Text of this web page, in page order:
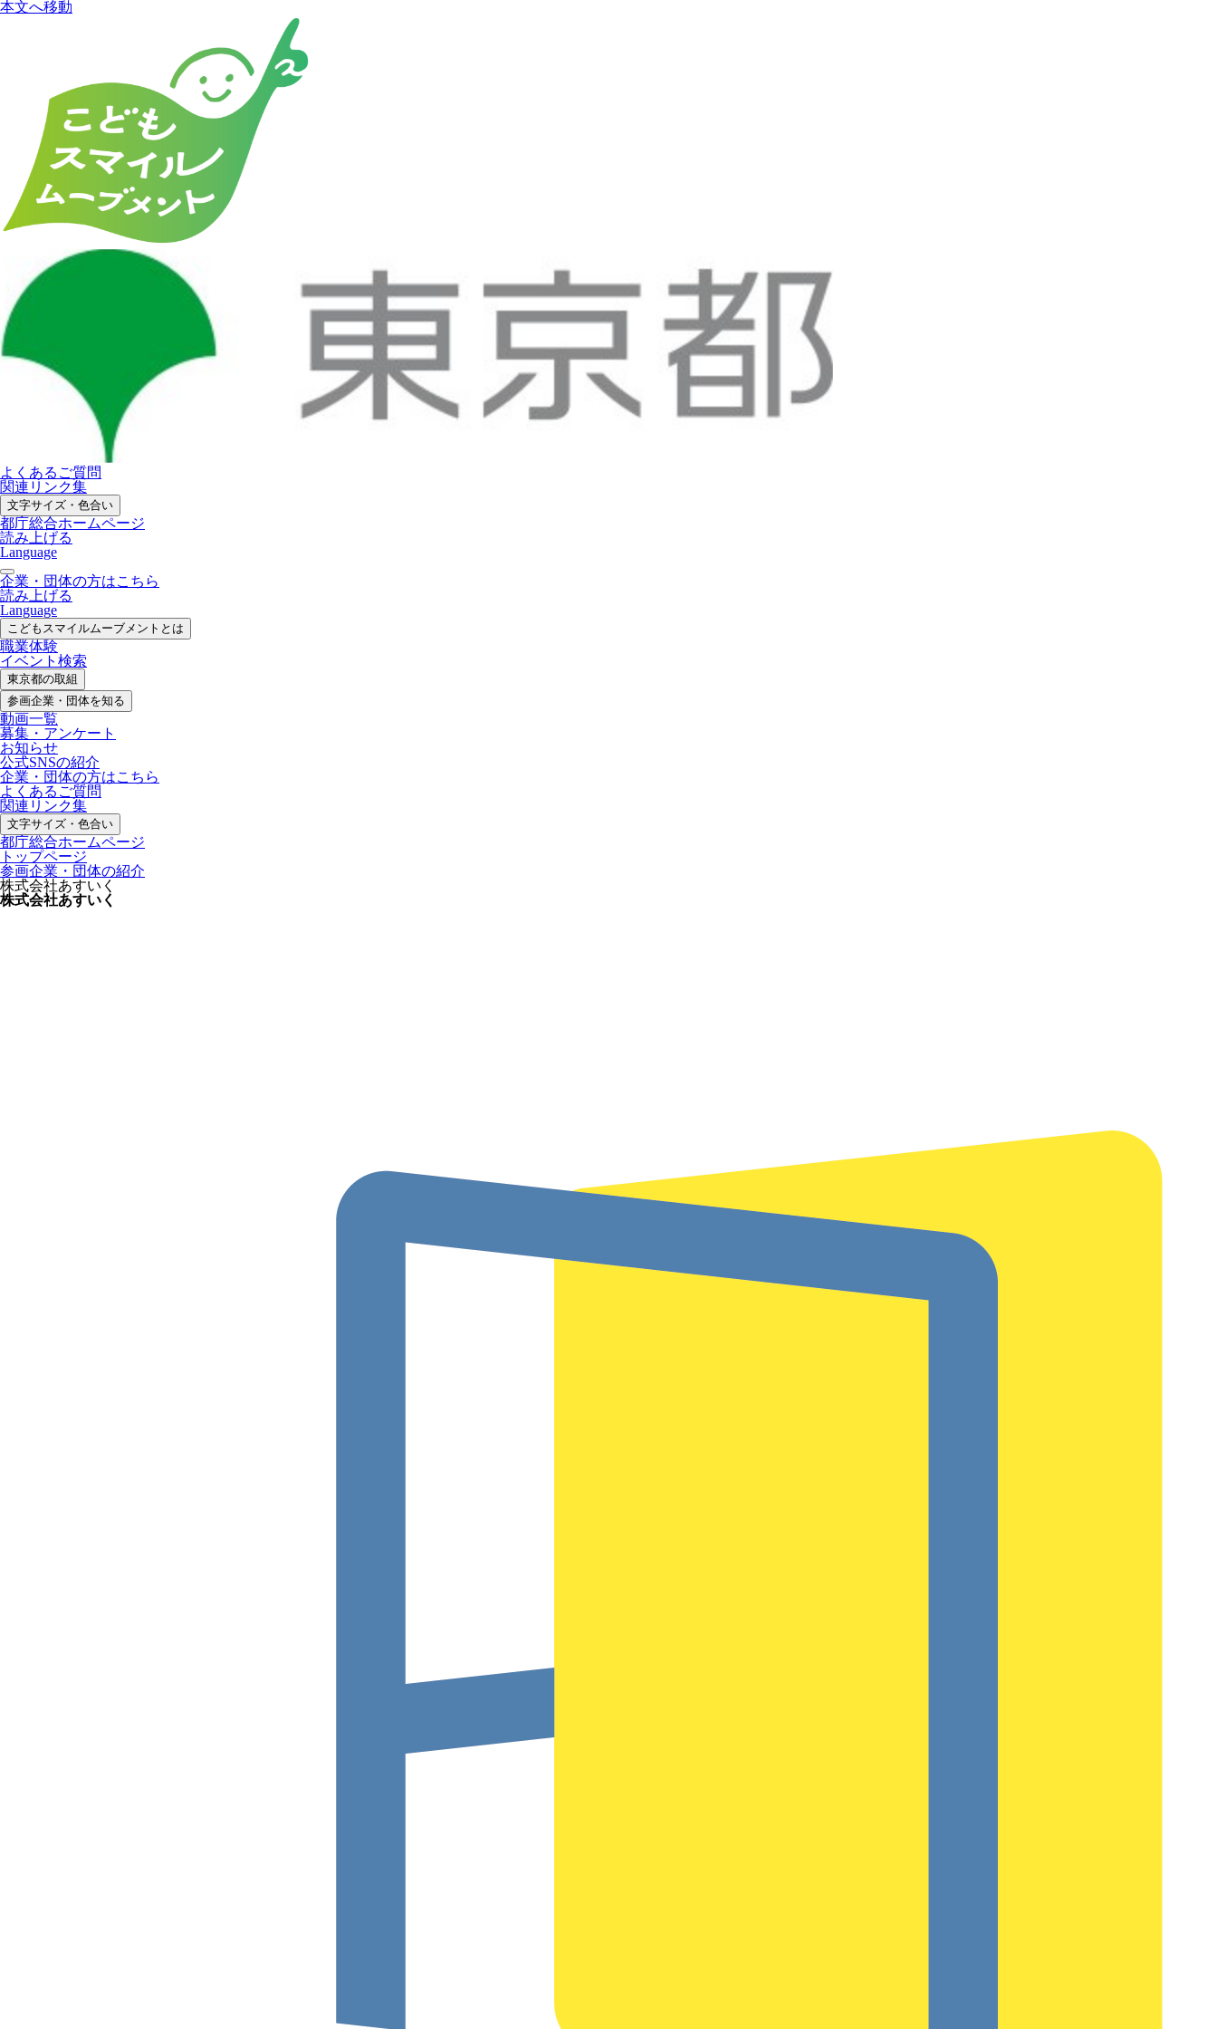
本文へ移動
よくあるご質問
関連リンク集
文字サイズ・色合い
都庁総合ホームページ
読み上げる
Language
企業・団体の方はこちら
読み上げる
Language
こどもスマイルムーブメントとは
職業体験
イベント検索
東京都の取組
参画企業・ 団体を知る
動画一覧
募集・ アンケート
お知らせ
公式SNSの紹介
企業・団体の方はこちら
よくあるご質問
関連リンク集
文字サイズ・色合い
都庁総合ホームページ
トップページ
参画企業・団体の紹介
株式会社あすいく
株式会社あすいく